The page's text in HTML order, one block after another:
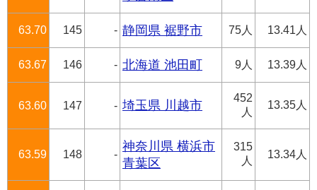
63.70 145 - 静岡県 裾野市 75人 13.41人
63.67 146 - 北海道 池田町 9人 13.39人
63.60 147 - 埼玉県 川越市
452
人
13.35人
63.59 148 -
神奈川県 横浜市
青葉区
315
人
13.34人